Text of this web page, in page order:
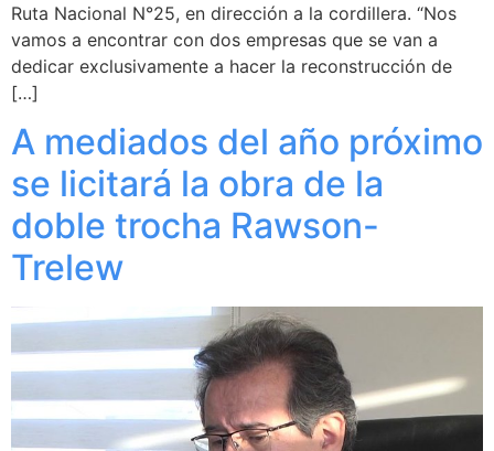
Ruta Nacional N°25, en dirección a la cordillera. “Nos
vamos a encontrar con dos empresas que se van a
dedicar exclusivamente a hacer la reconstrucción de
[…]
A mediados del año próximo
se licitará la obra de la
doble trocha Rawson-
Trelew